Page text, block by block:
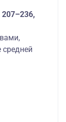
207–236,